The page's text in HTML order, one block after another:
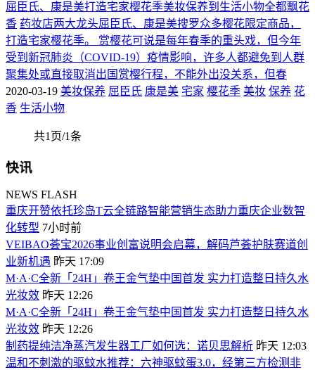
屈臣氏、康是美打造宅家樱花季美妆保养到生活小物全都飘花
香 药妆店两大龙头屈臣氏、康是美搜罗众多樱花限定商品，
打造宅家樱花季。 赏樱花可说是每年春季的重头戏，但今年
受到新冠肺炎（COVID-19）疫情影响，许多人都避免到人群
聚集处或直接取消出国赏樱行程，不能外出没关系，但春
2020-03-19 美妆保养 屈臣氏 康是美 宅家 樱花季 美妆 保养 花
香 生活小物
共1页/1条
快讯
NEWS FLASH
重庆开赞依托珍岛T云全链路智能营销生态助力重庆企业数智
化转型 7小时前
VEIBAO荟宝2026事业创富说明会启幕，解码芦荟护肤赛道创
业新机遇 昨天 17:09
M·A·C全新「24H」卷王金气垫中国首发 实力打造整日持久水
光妆效 昨天 12:26
M·A·C全新「24H」卷王金气垫中国首发 实力打造整日持久水
光妆效 昨天 12:26
制药提纯洁净蒸汽发生器工厂如何选：诺贝思解析 昨天 12:03
温和不刺激的驱蚊水推荐：六神驱蚊蛋3.0，经第三方检测非